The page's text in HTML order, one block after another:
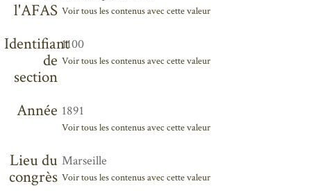
l'AFAS Voir tous les contenus avec cette valeur
Identifiant
de
section
1100
Voir tous les contenus avec cette valeur
Année 1891
Voir tous les contenus avec cette valeur
Lieu du
congrès
Marseille
Voir tous les contenus avec cette valeur